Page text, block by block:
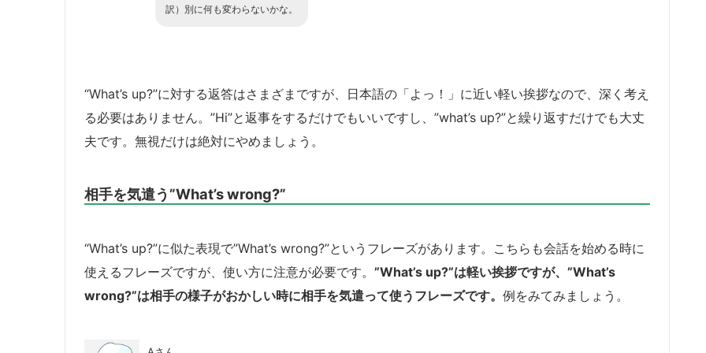
訳） 別に何も変わらないかな。
“What’s up?”に対する返答はさまざまですが、日本語の「よっ！」に近い軽い挨拶なので、深く考え
る必要はありません。”Hi”と返事をするだけでもいいですし、”what’s up?”と繰り返すだけでも大丈
夫です。無視だけは絶対にやめましょう。
相手を気遣う”What’s wrong?”
“What’s up?”に似た表現で”What’s wrong?”というフレーズがあります。こちらも会話を始める時に
使えるフレーズですが、使い方に注意が必要です。 ”What’s up?”は軽い挨拶ですが、”What’s
wrong?”は相手の様子がおかしい時に相手を気遣って使うフレーズです。 例をみてみましょう。